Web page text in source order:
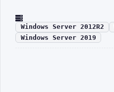
Windows Server 2012R2
Windows Server 2019